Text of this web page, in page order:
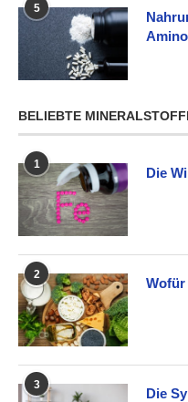
5
BELIEBTE
1
Die
2
Wofür
3
Die